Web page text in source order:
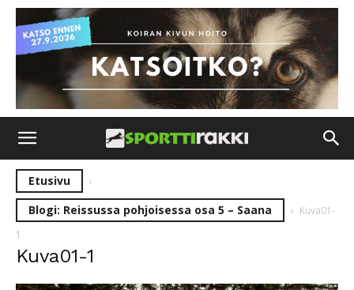
Etusivu
Blogi: Reissussa pohjoisessa osa 5 – Saana
Kuva01-
1
Kuva01-1